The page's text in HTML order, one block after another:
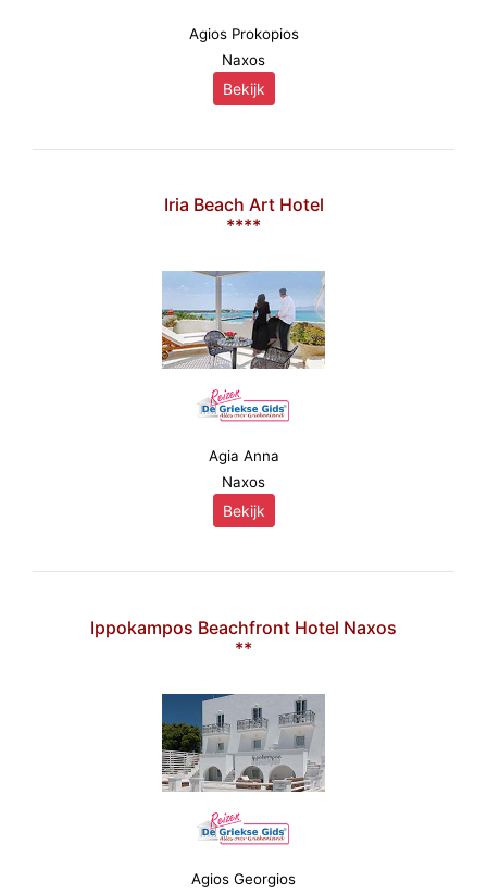
Agios Prokopios
Naxos
Bekijk
Iria Beach Art Hotel
****
Agia Anna
Naxos
Bekijk
Ippokampos Beachfront Hotel Naxos
**
Agios Georgios